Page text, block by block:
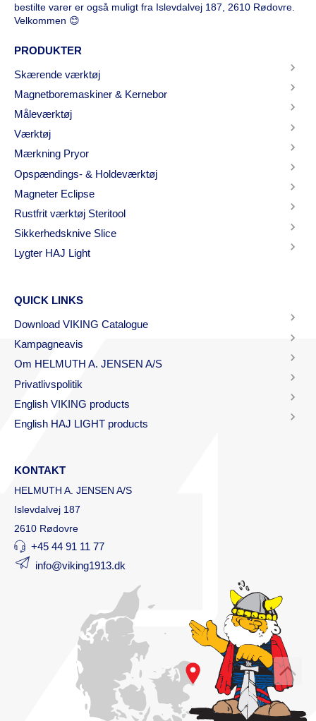
bestilte varer er også muligt fra Islevdalvej 187, 2610 Rødovre.
Velkommen 😊
PRODUKTER
Skærende værktøj
Magnetboremaskiner & Kernebor
Måleværktøj
Værktøj
Mærkning Pryor
Opspændings- & Holdeværktøj
Magneter Eclipse
Rustfrit værktøj Steritool
Sikkerhedsknive Slice
Lygter HAJ Light
QUICK LINKS
Download VIKING Catalogue
Kampagneavis
Om HELMUTH A. JENSEN A/S
Privatlivspolitik
English VIKING products
English HAJ LIGHT products
KONTAKT
HELMUTH A. JENSEN A/S
Islevdalvej 187
2610 Rødovre
+45 44 91 11 77
info@viking1913.dk